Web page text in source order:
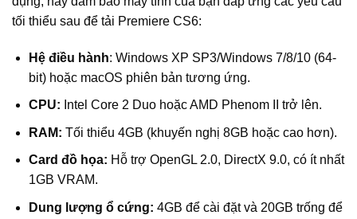
tối thiểu sau để tải Premiere CS6:
Hệ điều hành: Windows XP SP3/Windows 7/8/10 (64-
bit) hoặc macOS phiên bản tương ứng.
CPU: Intel Core 2 Duo hoặc AMD Phenom II trở lên.
RAM: Tối thiểu 4GB (khuyến nghị 8GB hoặc cao hơn).
Card đồ họa: Hỗ trợ OpenGL 2.0, DirectX 9.0, có ít nhất
1GB VRAM.
Dung lượng ổ cứng: 4GB để cài đặt và 20GB trống để